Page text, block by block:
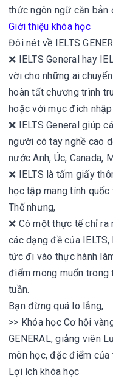
thức ngôn ngữ căn bản
Giới thiệu khóa học
Đôi nét về IELTS
❌ IELTS General hay
vời cho những ai
hoàn tất chương trình
hoặc với mục đích
❌ IELTS General giúp
người có tay nghề cao
nước Anh, Úc, Canada,
❌ IELTS là tấm giấy
học tập mang tính
Thế nhưng,
❌ Có một thực tế chỉ
các dạng đề của
tức đi vào thực hành
điểm mong muốn
tuần.
Bạn đừng quá lo lắng,
>> Khóa học Cơ hội
GENERAL, giảng viên
môn học, đặc điểm
Lợi ích khóa học